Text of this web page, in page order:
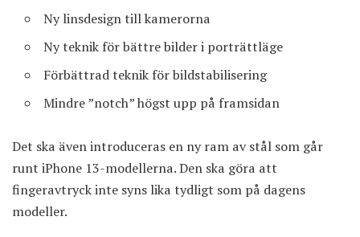
Ny linsdesign till kamerorna
Ny teknik för bättre bilder i porträttläge
Förbättrad teknik för bildstabilisering
Mindre ”notch” högst upp på framsidan
Det ska även introduceras en ny ram av stål som går
runt iPhone 13-modellerna. Den ska göra att
fingeravtryck inte syns lika tydligt som på dagens
modeller.